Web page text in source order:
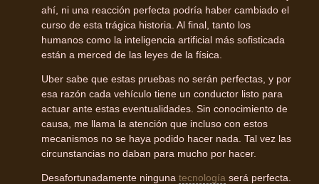
ahí, ni una reacción perfecta podría haber cambiado el
curso de esta trágica historia. Al final, tanto los
humanos como la inteligencia artificial más sofisticada
están a merced de las leyes de la física.
Uber sabe que estas pruebas no serán perfectas, y por
esa razón cada vehículo tiene un conductor listo para
actuar ante estas eventualidades. Sin conocimiento de
causa, me llama la atención que incluso con estos
mecanismos no se haya podido hacer nada. Tal vez las
circunstancias no daban para mucho por hacer.
Desafortunadamente ninguna tecnología será perfecta.